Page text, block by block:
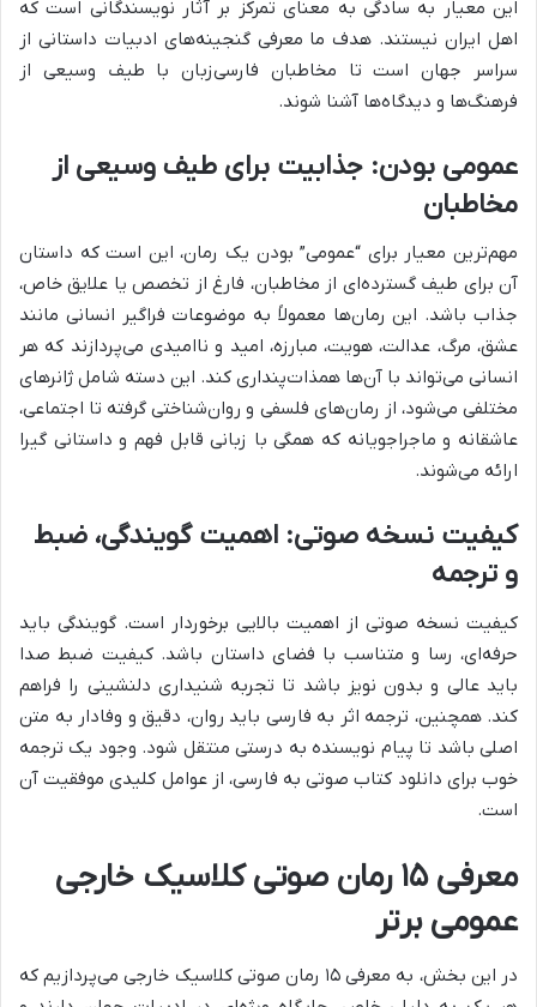
این معیار به سادگی به معنای تمرکز بر آثار نویسندگانی است که
اهل ایران نیستند. هدف ما معرفی گنجینه‌های ادبیات داستانی از
سراسر جهان است تا مخاطبان فارسی‌زبان با طیف وسیعی از
فرهنگ‌ها و دیدگاه‌ها آشنا شوند.
عمومی بودن: جذابیت برای طیف وسیعی از
مخاطبان
مهم‌ترین معیار برای “عمومی” بودن یک رمان، این است که داستان
آن برای طیف گسترده‌ای از مخاطبان، فارغ از تخصص یا علایق خاص،
جذاب باشد. این رمان‌ها معمولاً به موضوعات فراگیر انسانی مانند
عشق، مرگ، عدالت، هویت، مبارزه، امید و ناامیدی می‌پردازند که هر
انسانی می‌تواند با آن‌ها همذات‌پنداری کند. این دسته شامل ژانرهای
مختلفی می‌شود، از رمان‌های فلسفی و روان‌شناختی گرفته تا اجتماعی،
عاشقانه و ماجراجویانه که همگی با زبانی قابل فهم و داستانی گیرا
ارائه می‌شوند.
کیفیت نسخه صوتی: اهمیت گویندگی، ضبط
و ترجمه
کیفیت نسخه صوتی از اهمیت بالایی برخوردار است. گویندگی باید
حرفه‌ای، رسا و متناسب با فضای داستان باشد. کیفیت ضبط صدا
باید عالی و بدون نویز باشد تا تجربه شنیداری دلنشینی را فراهم
کند. همچنین، ترجمه اثر به فارسی باید روان، دقیق و وفادار به متن
اصلی باشد تا پیام نویسنده به درستی منتقل شود. وجود یک ترجمه
خوب برای دانلود کتاب صوتی به فارسی، از عوامل کلیدی موفقیت آن
است.
معرفی ۱۵ رمان صوتی کلاسیک خارجی
عمومی برتر
در این بخش، به معرفی ۱۵ رمان صوتی کلاسیک خارجی می‌پردازیم که